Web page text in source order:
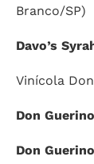
Branco/SP)
Davo’s
Vinícola
Don
Don